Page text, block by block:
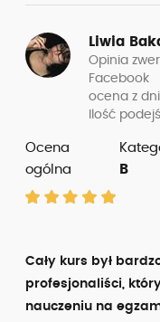
Liwia
Opinia
Facebook
ocena z
Ilość
Ocena
ogólna
B
Cały kurs był
profesjonaliści,
nauczeniu na